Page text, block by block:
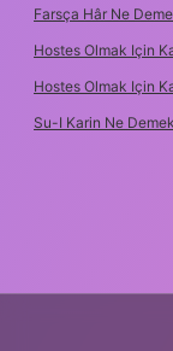
Farsça Hâr Ne
Hostes Olmak Için
Hostes Olmak Için
Su-I Karin Ne Demek